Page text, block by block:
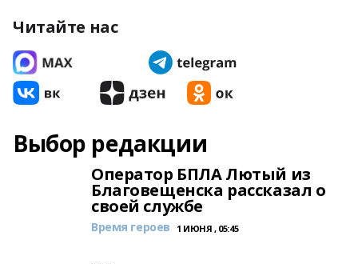
Читайте нас
Выбор редакции
Оператор БПЛА Лютый из
Благовещенска рассказал о
своей службе
Время героев 1 ИЮНЯ , 05:45